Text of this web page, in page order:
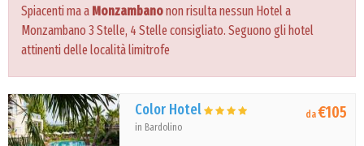
Spiacenti ma a Monzambanonon risulta nessun Hotel a
Monzambano 3 Stelle, 4 Stelle consigliato. Seguono gli hotel
attinenti delle località limitrofe
Color Hotel
in Bardolino
da€105